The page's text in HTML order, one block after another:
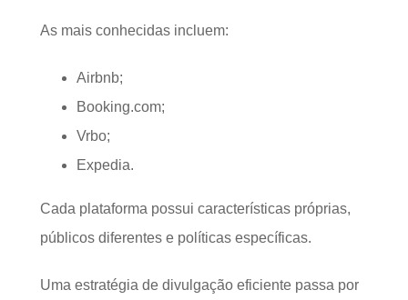
As mais conhecidas incluem:
Airbnb;
Booking.com;
Vrbo;
Expedia.
Cada plataforma possui características próprias,
públicos diferentes e políticas específicas.
Uma estratégia de divulgação eficiente passa por